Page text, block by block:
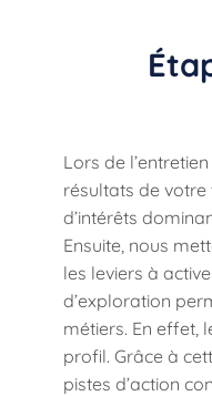
Lors de
résultats de votre
d’intérêts
Ensuite, nous
les leviers à
d’exploration
métiers. En effet,
profil. Grâce à
pistes d’action